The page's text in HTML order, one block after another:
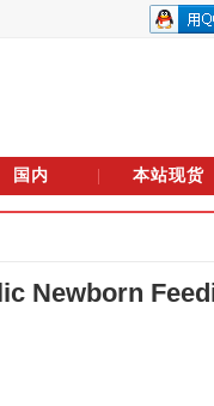
国内 本站现货
Newborn